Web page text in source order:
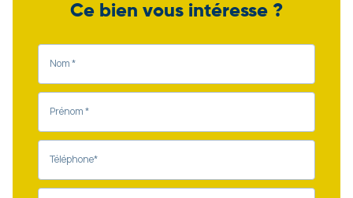
Ce bien vous intéresse ?
Nom *
Prénom *
Téléphone*